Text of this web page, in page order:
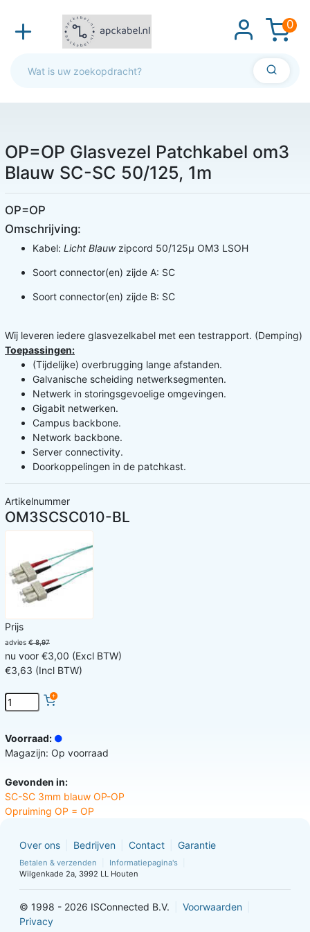
0
OP=OP Glasvezel Patchkabel om3
Blauw SC-SC 50/125, 1m
OP=OP
Omschrijving:
Kabel: Licht Blauw zipcord 50/125µ OM3 LSOH
Soort connector(en) zijde A: SC
Soort connector(en) zijde B: SC
Wij leveren iedere glasvezelkabel met een testrapport. (Demping)
Toepassingen:
(Tijdelijke) overbrugging lange afstanden.
Galvanische scheiding netwerksegmenten.
Netwerk in storingsgevoelige omgevingen.
Gigabit netwerken.
Campus backbone.
Network backbone.
Server connectivity.
Doorkoppelingen in de patchkast.
Artikelnummer
OM3SCSC010-BL
Prijs
advies € 8,97
nu voor €3,00 (Excl BTW)
€3,63 (Incl BTW)
Voorraad:
Magazijn: Op voorraad
Gevonden in:
SC-SC 3mm blauw OP-OP
Opruiming OP = OP
Over ons Bedrijven Contact Garantie
Betalen & verzenden
Informatiepagina's
Wilgenkade 2a, 3992 LL Houten
© 1998 - 2026 ISConnected B.V.
Voorwaarden
Privacy